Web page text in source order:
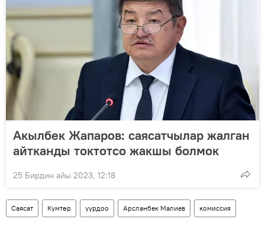
Акылбек Жапаров: саясатчылар жалган
айтканды токтотсо жакшы болмок
25 Бирдин айы 2023, 12:18
Саясат Кумтөр уурдоо Арсланбек Малиев комиссия